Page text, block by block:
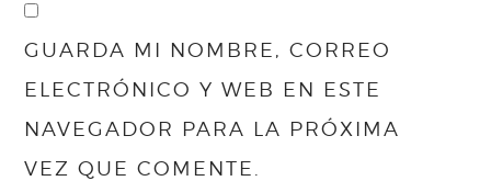
GUARDA MI NOMBRE, CORREO
ELECTRÓNICO Y WEB EN ESTE
NAVEGADOR PARA LA PRÓXIMA
VEZ QUE COMENTE.